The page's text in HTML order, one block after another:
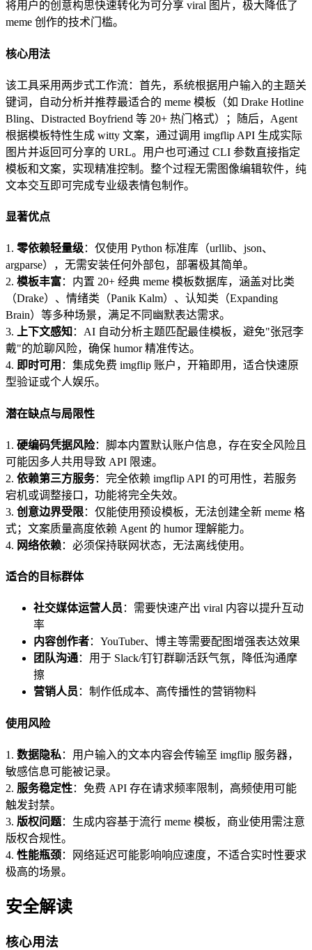
将用户的创意构思快速转化为可分享 viral 图片，极大降低了
meme 创作的技术门槛。
核心用法
该工具采用两步式工作流：首先，系统根据用户输入的主题关
键词，自动分析并推荐最适合的 meme 模板（如 Drake Hotline
Bling、Distracted Boyfriend 等 20+ 热门格式）；随后，Agent
根据模板特性生成 witty 文案，通过调用 imgflip API 生成实际
图片并返回可分享的 URL。用户也可通过 CLI 参数直接指定
模板和文案，实现精准控制。整个过程无需图像编辑软件，纯
文本交互即可完成专业级表情包制作。
显著优点
1. 零依赖轻量级：仅使用 Python 标准库（urllib、json、
argparse），无需安装任何外部包，部署极其简单。
2. 模板丰富：内置 20+ 经典 meme 模板数据库，涵盖对比类
（Drake）、情绪类（Panik Kalm）、认知类（Expanding
Brain）等多种场景，满足不同幽默表达需求。
3.
上下文感知 ：AI 自动分析主题匹配最佳模板，避免"张冠李
戴"的尬聊风险，确保 humor 精准传达。
4. 即时可用 ：集成免费 imgflip 账户，开箱即用，适合快速原
型验证或个人娱乐。
潜在缺点与局限性
1. 硬编码凭据风险：脚本内置默认账户信息，存在安全风险且
可能因多人共用导致 API 限速。
2. 依赖第三方服务：完全依赖 imgflip API 的可用性，若服务
宕机或调整接口，功能将完全失效。
3. 创意边界受限：仅能使用预设模板，无法创建全新 meme 格
式；文案质量高度依赖 Agent 的 humor 理解能力。
4. 网络依赖：必须保持联网状态，无法离线使用。
适合的目标群体
社交媒体运营人员 ：需要快速产出 viral 内容以提升互动
率
内容创作者：YouTuber、博主等需要配图增强表达效果
团队沟通：用于 Slack/钉钉群聊活跃气氛，降低沟通摩
擦
营销人员 ：制作低成本、高传播性的营销物料
使用风险
1. 数据隐私：用户输入的文本内容会传输至 imgflip 服务器，
敏感信息可能被记录。
2. 服务稳定性：免费 API 存在请求频率限制，高频使用可能
触发封禁。
3. 版权问题：生成内容基于流行 meme 模板，商业使用需注意
版权合规性。
4. 性能瓶颈：网络延迟可能影响响应速度，不适合实时性要求
极高的场景。
安全解读
核心用法